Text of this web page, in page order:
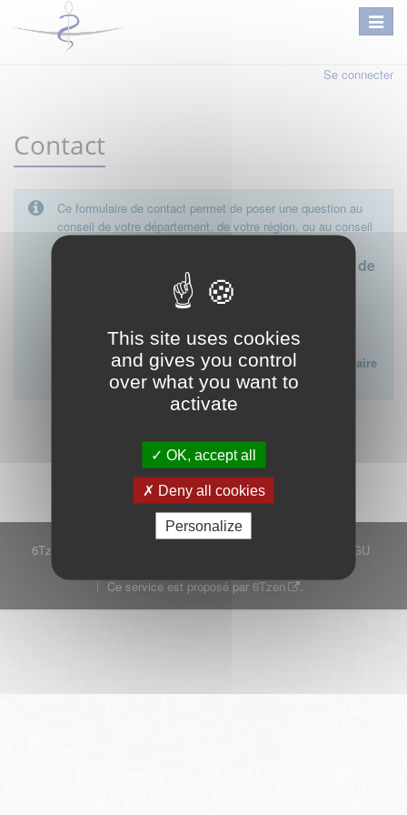
This site uses cookies
and gives you control
over what you want to
activate
OK, accept all
Deny all cookies
Personalize
Se connecter
Contact
Ce formulaire de contact permet de poser une question au
conseil de votre département, de votre région, ou au conseil
national.
Le conseil départemental est l'interlocuteur de
proximité à privilégier.
plainte ou formuler des doléances à l'égard d'un médecin
Lien vers la FAQ du CNOM sur la procédure disciplinaire
FAQ procédure disciplinaire
Démarrer
6Tzen ©2015 - Tous droits réservés
CGU
Ce service est proposé par6Tzen .